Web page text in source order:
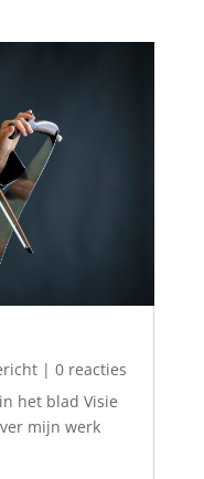
| 0 reacties
het blad Visie
mijn werk